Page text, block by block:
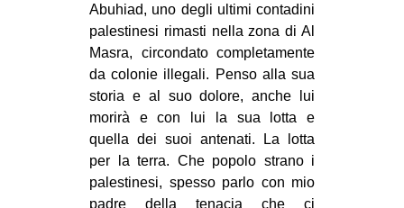
Abuhiad, uno degli ultimi contadini
palestinesi rimasti nella zona di Al
Masra, circondato completamente
da colonie illegali. Penso alla sua
storia e al suo dolore, anche lui
morirà e con lui la sua lotta e
quella dei suoi antenati. La lotta
per la terra. Che popolo strano i
palestinesi, spesso parlo con mio
padre della tenacia che ci